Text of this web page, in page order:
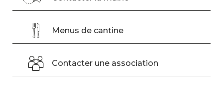
Menus de cantine
Contacter une association